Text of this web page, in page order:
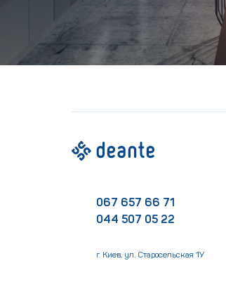
067 657 66 71
044 507 05 22
г. Киев, ул. Старосельская 1У